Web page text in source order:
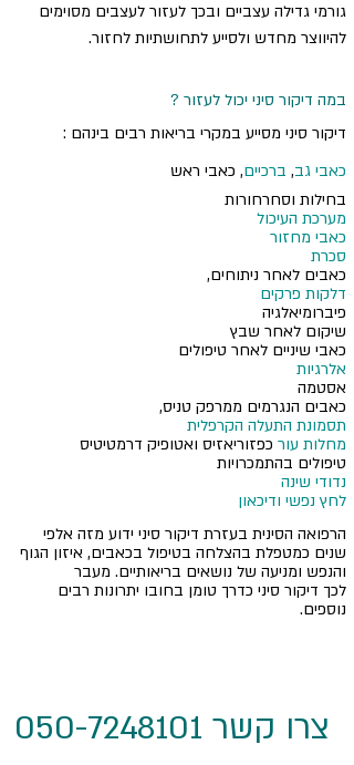
גורמי גדילה עצביים ובכך לעזור לעצבים מסוימים
להיווצר מחדש ולסייע לתחושתיות לחזור.
במה דיקור סיני יכול לעזור ?
דיקור סיני מסייע במקרי בריאות רבים בינהם :
כאבי גב, ברכיים, כאבי ראש
בחילות וסחרחורות
מערכת העיכול
כאבי מחזור
סכרת
כאבים לאחר ניתוחים,
דלקות פרקים
פיברומיאלגיה
שיקום לאחר שבץ
כאבי שיניים לאחר טיפולים
אלרגיות
אסטמה
כאבים הנגרמים ממרפק טניס,
תסמונת התעלה הקרפלית
מחלות עור כפזוריאזיס ואטופיק דרמטיטיס
טיפולים בהתמכרויות
נדודי שינה
לחץ נפשי ודיכאון
הרפואה הסינית בעזרת דיקור סיני ידוע מזה אלפי
שנים כמטפלת בהצלחה בטיפול בכאבים, איזון הגוף
והנפש ומניעה של נושאים בריאותיים. מעבר
לכך דיקור סיני כדרך טומן בחובו יתרונות רבים
נוספים.
צרו קשר 050-7248101